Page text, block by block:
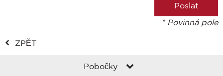
* Povinná pole
ZPĚT
Pobočky